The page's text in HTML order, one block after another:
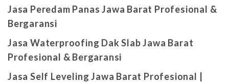
Jasa Peredam Panas Jawa Barat Profesional &
Bergaransi
Jasa Waterproofing Dak Slab Jawa Barat
Profesional & Bergaransi
Jasa Self Leveling Jawa Barat Profesional |